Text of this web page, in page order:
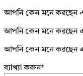
আপনি কেন মনে করছেন এই
আপনি কেন মনে করছেন
আপনি কেন মনে করছেন
ব্যাখ্যা করুন*